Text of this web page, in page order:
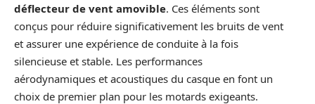
déflecteur de vent amovible. Ces éléments sont
conçus pour réduire significativement les bruits de vent
et assurer une expérience de conduite à la fois
silencieuse et stable. Les performances
aérodynamiques et acoustiques du casque en font un
choix de premier plan pour les motards exigeants.